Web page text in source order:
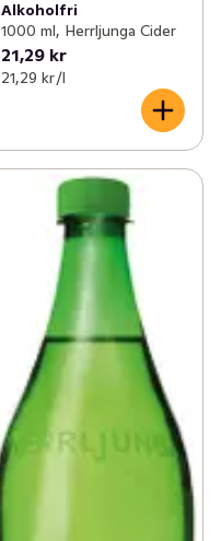
Alkoholfri
1000 ml, Herrljunga Cider
21,29 kr
21,29 kr /l